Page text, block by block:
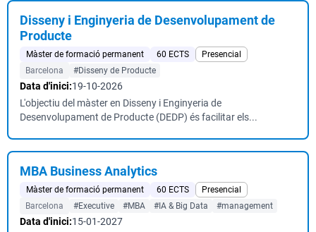
Disseny i Enginyeria de Desenvolupament de
Producte
Màster de formació permanent 60 ECTS
Presencial
Barcelona
#Disseny de Producte
Data d'inici:19-10-2026
L'objectiu del màster en Disseny i Enginyeria de
Desenvolupament de Producte (DEDP) és facilitar els...
MBA Business Analytics
Màster de formació permanent 60 ECTS
Presencial
Barcelona
#Executive #MBA #IA & Big Data #management
Data d'inici:15-01-2027